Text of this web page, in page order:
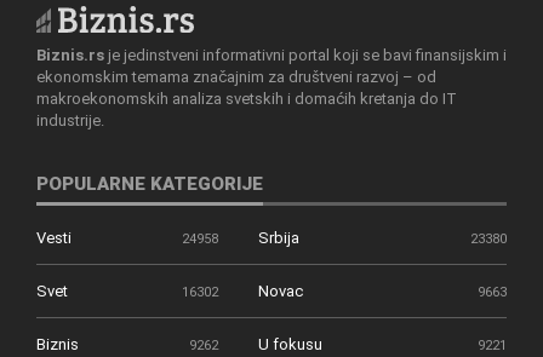
Biznis.rs je jedinstveni informativni portal koji se bavi finansijskim i
ekonomskim temama značajnim za društveni razvoj – od
makroekonomskih analiza svetskih i domaćih kretanja do IT
industrije.
POPULARNE KATEGORIJE
Vesti 24958 Srbija 23380
Svet 16302 Novac 9663
Biznis 9262 U fokusu 9221